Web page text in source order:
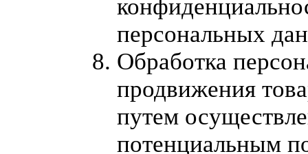
персональных
Обработка
продвижения
путем
потенциальным